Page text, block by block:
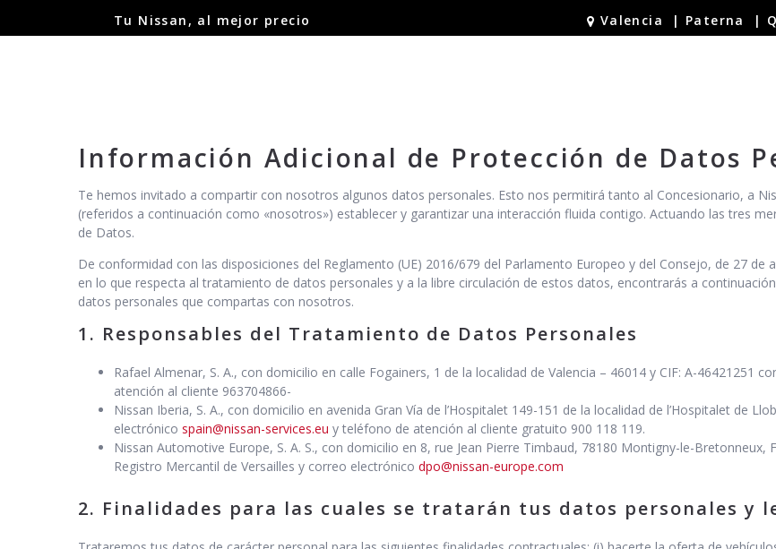
Tu Nissan, al mejor precio Valencia | Paterna |
Información Adicional de Protección de Datos
Te hemos invitado a compartir con nosotros algunos datos personales. Esto nos permitirá tanto al Concesionario, a
(referidos a continuación como «nosotros») establecer y garantizar una interacción fluida contigo. Actuando las tres
de Datos.
De conformidad con las disposiciones del Reglamento (UE) 2016/679 del Parlamento Europeo y del Consejo, de 27
en lo que respecta al tratamiento de datos personales y a la libre circulación de estos datos, encontrarás a
datos personales que compartas con nosotros.
1. Responsables del Tratamiento de Datos Personales
Rafael Almenar, S. A., con domicilio en calle Fogainers, 1 de la localidad de Valencia – 46014 y CIF: A-46421251
atención al cliente 963704866-
Nissan Iberia, S. A., con domicilio en avenida Gran Vía de l’Hospitalet 149-151 de la localidad de l’Hospitalet de
electrónico spain@nissan-services.eu y teléfono de atención al cliente gratuito 900 118 119.
Nissan Automotive Europe, S. A. S., con domicilio en 8, rue Jean Pierre Timbaud, 78180 Montigny-le-
Registro Mercantil de Versailles y correo electrónico dpo@nissan-europe.com
2. Finalidades para las cuales se tratarán tus datos personales y